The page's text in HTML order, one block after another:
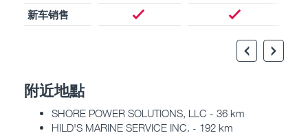
新车销售
附近地點
SHORE POWER SOLUTIONS, LLC - 36 km
HILD'S MARINE SERVICE INC. - 192 km